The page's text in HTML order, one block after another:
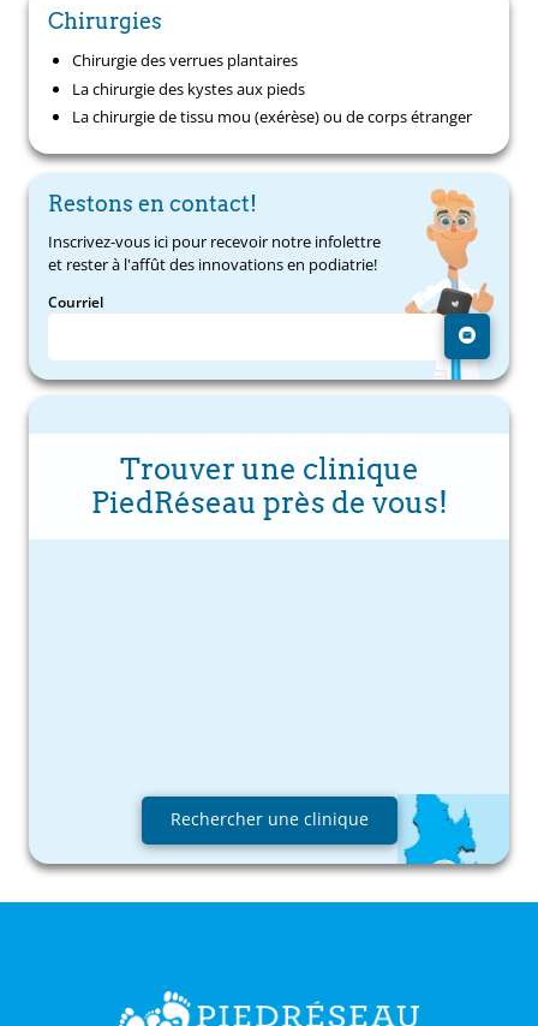
Chirurgies
Chirurgie des verrues plantaires
La chirurgie des kystes aux pieds
La chirurgie de tissu mou (exérèse) ou de corps étranger
Restons en contact!
Inscrivez-vous ici pour recevoir notre infolettre
et rester à l'affût des innovations en podiatrie!
Courriel
Trouver une clinique
PiedRéseau près de vous!
Rechercher une clinique